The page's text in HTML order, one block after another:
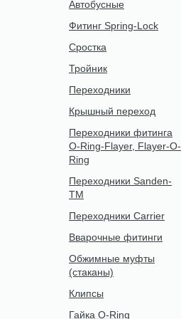
Автобусные
Фитинг Spring-Lock
Сростка
Тройник
Переходники
Крышный переход
Переходники фитинга
O-Ring-Flayer, Flayer-O-
Ring
Переходники Sanden-
TM
Переходники Carrier
Вварочные фитинги
Обжимные муфты
(стаканы)
Клипсы
Гайка O-Ring